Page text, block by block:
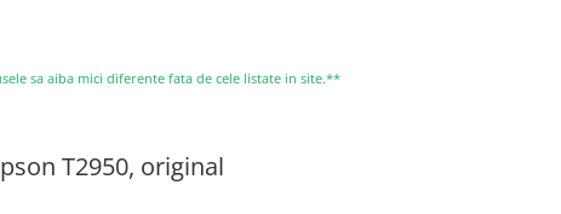
sa aiba mici diferente fata de cele listate in site.**
T2950, original